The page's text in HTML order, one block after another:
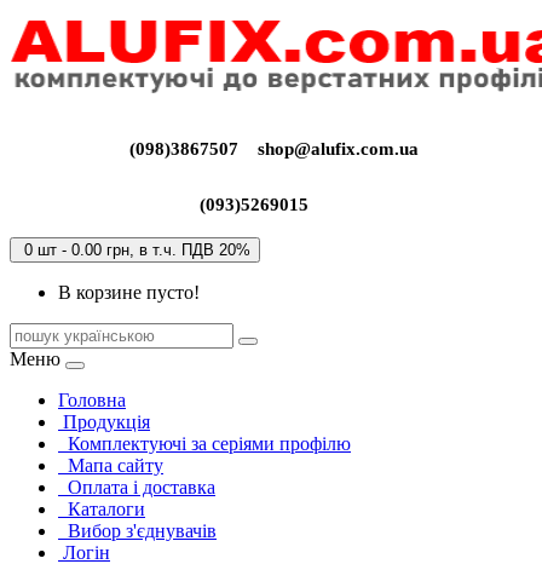
(098)3867507 shop@alufix.com.ua
(093)5269015
0 шт - 0.00 грн, в т.ч. ПДВ 20%
В корзине пусто!
Меню
Головна
Продукція
Комплектуючі за серіями профілю
Мапа сайту
Оплата і доставка
Каталоги
Вибор з'єднувачів
Логін